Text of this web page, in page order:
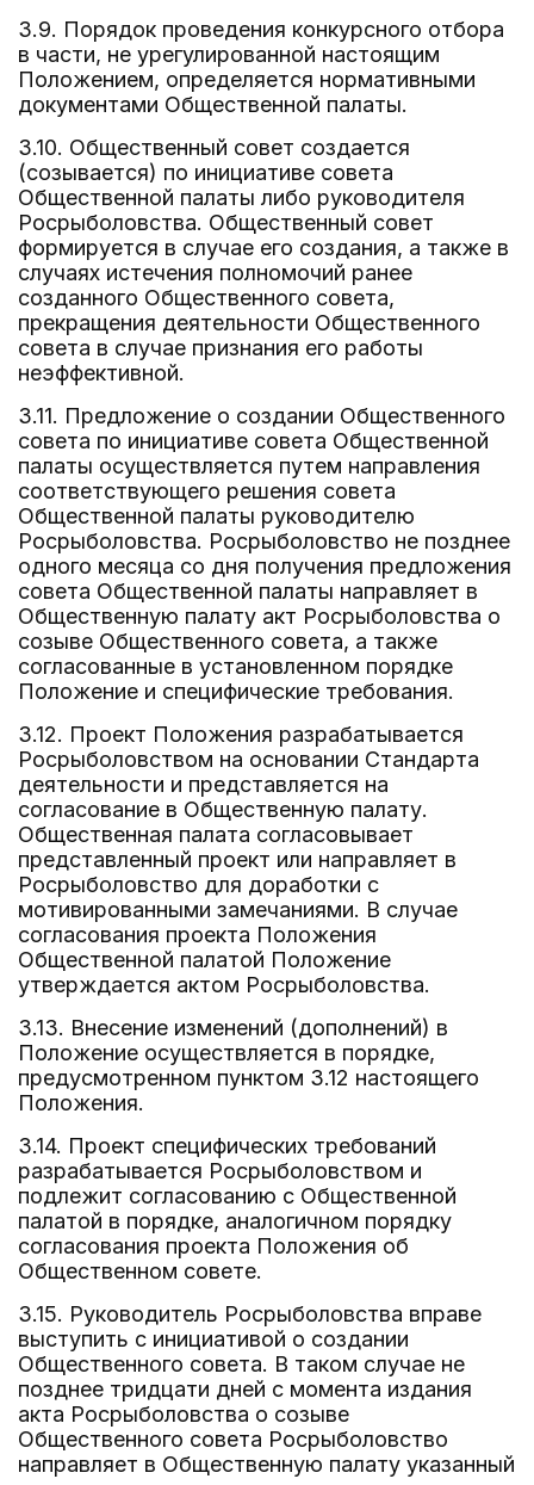
3.9. Порядок проведения конкурсного отбора
в части, не урегулированной настоящим
Положением, определяется нормативными
документами Общественной палаты.
3.10. Общественный совет создается
(созывается) по инициативе совета
Общественной палаты либо руководителя
Росрыболовства. Общественный совет
формируется в случае его создания, а также в
случаях истечения полномочий ранее
созданного Общественного совета,
прекращения деятельности Общественного
совета в случае признания его работы
неэффективной.
3.11. Предложение о создании Общественного
совета по инициативе совета Общественной
палаты осуществляется путем направления
соответствующего решения совета
Общественной палаты руководителю
Росрыболовства. Росрыболовство не позднее
одного месяца со дня получения предложения
совета Общественной палаты направляет в
Общественную палату акт Росрыболовства о
созыве Общественного совета, а также
согласованные в установленном порядке
Положение и специфические требования.
3.12. Проект Положения разрабатывается
Росрыболовством на основании Стандарта
деятельности и представляется на
согласование в Общественную палату.
Общественная палата согласовывает
представленный проект или направляет в
Росрыболовство для доработки с
мотивированными замечаниями. В случае
согласования проекта Положения
Общественной палатой Положение
утверждается актом Росрыболовства.
3.13. Внесение изменений (дополнений) в
Положение осуществляется в порядке,
предусмотренном пунктом 3.12 настоящего
Положения.
3.14. Проект специфических требований
разрабатывается Росрыболовством и
подлежит согласованию с Общественной
палатой в порядке, аналогичном порядку
согласования проекта Положения об
Общественном совете.
3.15. Руководитель Росрыболовства вправе
выступить с инициативой о создании
Общественного совета. В таком случае не
позднее тридцати дней с момента издания
акта Росрыболовства о созыве
Общественного совета Росрыболовство
направляет в Общественную палату указанный